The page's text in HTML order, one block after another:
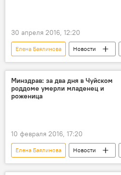
30 апреля 2016, 12:20
Елена Баялинова Новости
Общество
Министерство здравоохранения КР
жалобы
больница
Минздрав: за два дня в Чуйском
роддоме умерли младенец и
роженица
10 февраля 2016, 17:20
Елена Баялинова Новости
Общество
Происшествия